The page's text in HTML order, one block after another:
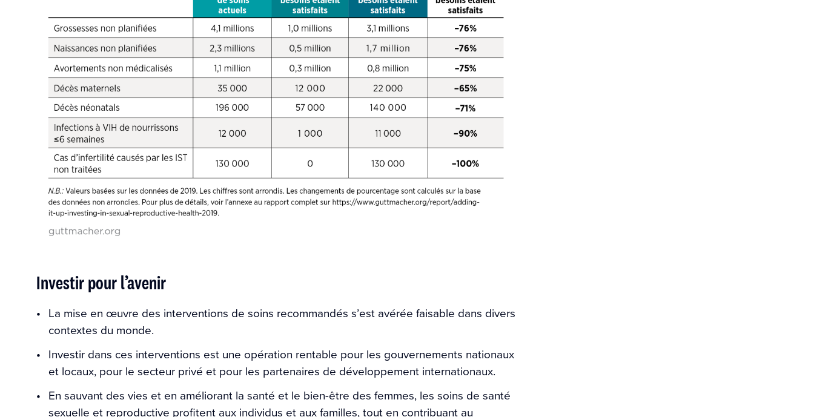
Investir pour l’avenir
La mise en œuvre des interventions de soins recommandés s’est avérée faisable dans divers
contextes du monde.
Investir dans ces interventions est une opération rentable pour les gouvernements nationaux
et locaux, pour le secteur privé et pour les partenaires de développement internationaux.
En sauvant des vies et en améliorant la santé et le bien-être des femmes, les soins de santé
sexuelle et reproductive profitent aux individus et aux familles, tout en contribuant au